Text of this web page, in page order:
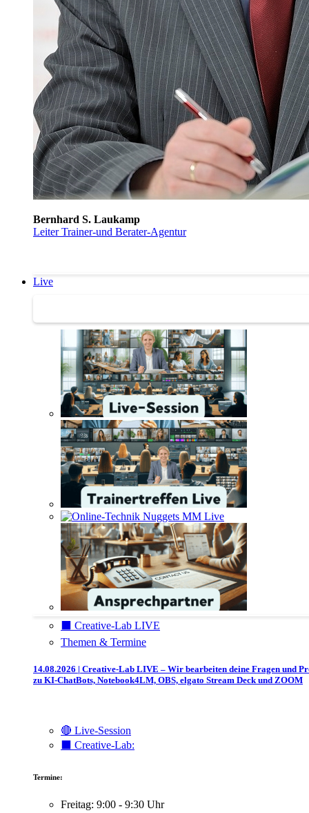
Bernhard S. Laukamp
Leiter Trainer-und Berater-Agentur
Live
⬛️ Creative-Lab LIVE
Themen & Termine
14.08.2026 | Creative-Lab LIVE – Wir bearbeiten deine Fragen und
zu KI-ChatBots, Notebook4LM, OBS, elgato Stream Deck und ZOOM
🔴 Live-Session
⬛️ Creative-Lab:
Termine:
Freitag: 9:00 - 9:30 Uhr